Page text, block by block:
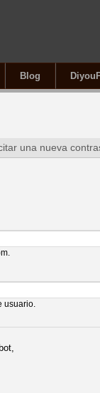
Blog
activa)una nueva
usuario.